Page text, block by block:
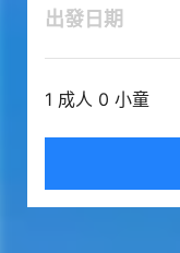
出發日期
1 成人 0 小童